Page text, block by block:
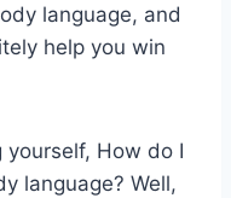
language, and
help you win
yourself, How do I
language? Well,